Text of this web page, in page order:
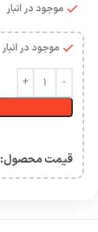
موجود در انبار
موجود در انبار
قیمت محصول:​